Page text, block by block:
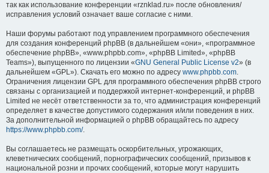
так как использование конференции «rznklad.ru» после обновления/
исправления условий означает ваше согласие с ними.
Наши форумы работают под управлением программного обеспечения
для создания конференций phpBB (в дальнейшем «они», «программное
обеспечение phpBB», «www.phpbb.com», «phpBB Limited», «phpBB
Teams»), выпущенного по лицензии «GNU General Public License v2» (в
дальнейшем «GPL»). Скачать его можно по адресу www.phpbb.com.
Ограничения лицензии GPL для программного обеспечения phpBB строго
связаны с организацией и поддержкой интернет-конференций, и phpBB
Limited не несёт ответственности за то, что администрация конференций
определяет в качестве допустимого содержания и/или поведения в них.
За дополнительной информацией о phpBB обращайтесь по адресу
https://www.phpbb.com/.
Вы соглашаетесь не размещать оскорбительных, угрожающих,
клеветнических сообщений, порнографических сообщений, призывов к
национальной розни и прочих сообщений, которые могут нарушить